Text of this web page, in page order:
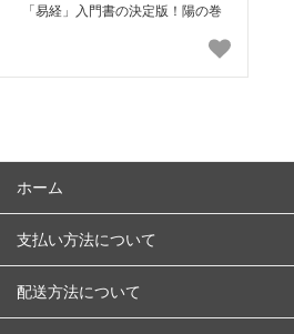
「易経」入門書の決定版！陽の巻
ホーム
支払い方法について
配送方法について